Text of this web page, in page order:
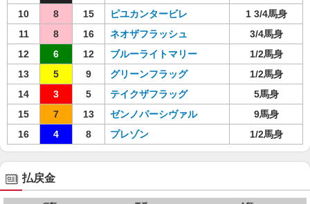
10
8 15 ピユカンタービレ
1 3/4馬身
11
8 16 ネオザフラッシュ
3/4馬身
12
6 12 ブルーライトマリー
1/2馬身
13
5 9 グリーンフラッグ
1/2馬身
14
3 5 テイクザフラッグ
5馬身
15
7 13 ゼンノパーシヴァル
9馬身
16
4 8 プレゾン 1/2馬身
払戻金